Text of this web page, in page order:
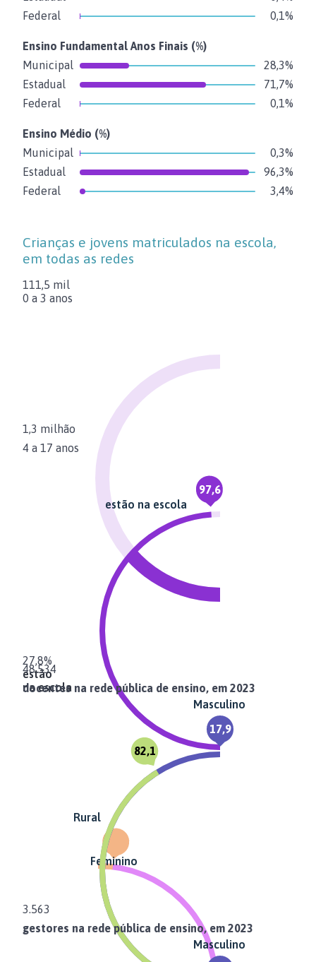
Federal
0,1%
Ensino Fundamental Anos Finais (%)
Municipal
28,3%
Estadual
71,7%
Federal
0,1%
Ensino Médio (%)
Municipal
0,3%
Estadual
96,3%
Federal
3,4%
Crianças e jovens matriculados na escola,
em todas as redes
111,5 mil
0 a 3 anos
27,8%
estão
na escola
1,3 milhão
4 a 17 anos
estão na escola
97,6
Rural
48.534
docentes na rede pública de ensino, em 2023
Masculino
17,9
Feminino
82,1
3.563
gestores na rede pública de ensino, em 2023
Masculino